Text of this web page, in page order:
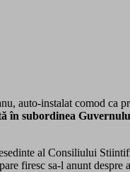
auto-instalat comod ca
în subordinea
al Consiliului
firesc sa-l anunt despre